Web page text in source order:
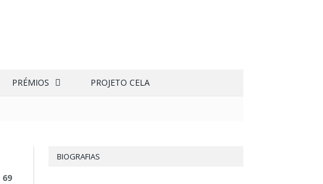
PRÉMIOS PROJETO CELA
69
BIOGRAFIAS